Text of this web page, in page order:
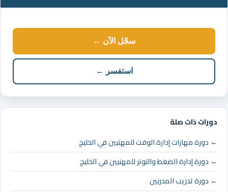
سجّل الآن ←
استفسر ←
دورات ذات صلة
← دورة مهارات إدارة الوقت للمهنيين في الخليج
← دورة إدارة الضغط والتوتر للمهنيين في الخليج
← دورة تدريب المدربين